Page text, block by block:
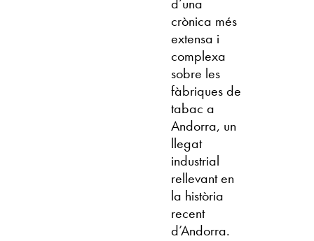
d’una
crònica més
extensa i
complexa
sobre les
fàbriques de
tabac a
Andorra, un
llegat
industrial
rellevant en
la història
recent
d’Andorra.